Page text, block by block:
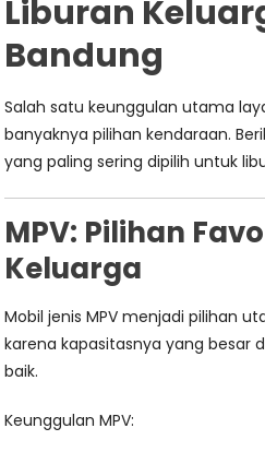
Liburan
Bandung
Salah satu keunggulan utama
banyaknya pilihan kendaraan.
yang paling sering dipilih untuk
MPV: Pilihan
Keluarga
Mobil jenis MPV menjadi pilihan
karena kapasitasnya yang besar
baik.
Keunggulan MPV: